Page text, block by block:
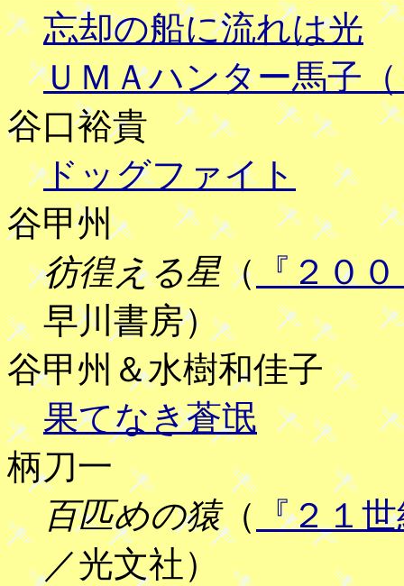
忘却の船に流れは光
ＵＭＡハンター馬子
谷口裕貴
ドッグファイト
谷甲州
彷徨える星 （ 『２０
早川書房）
谷甲州＆水樹和佳子
果てなき蒼氓
柄刀一
百匹めの猿（
『２１
／光文社）